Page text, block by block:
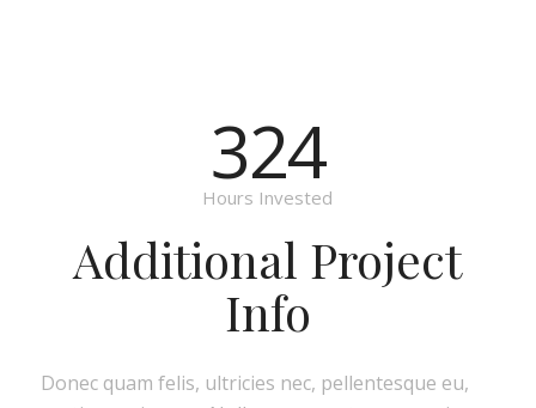
324
Hours Invested
Additional Project
Info
Donec quam felis, ultricies nec, pellentesque eu,